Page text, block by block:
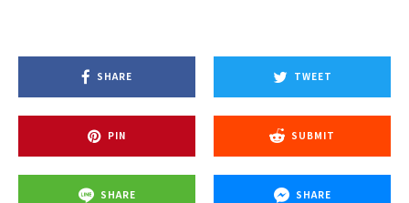
SHARE TWEET
PIN SUBMIT
SHARE SHARE